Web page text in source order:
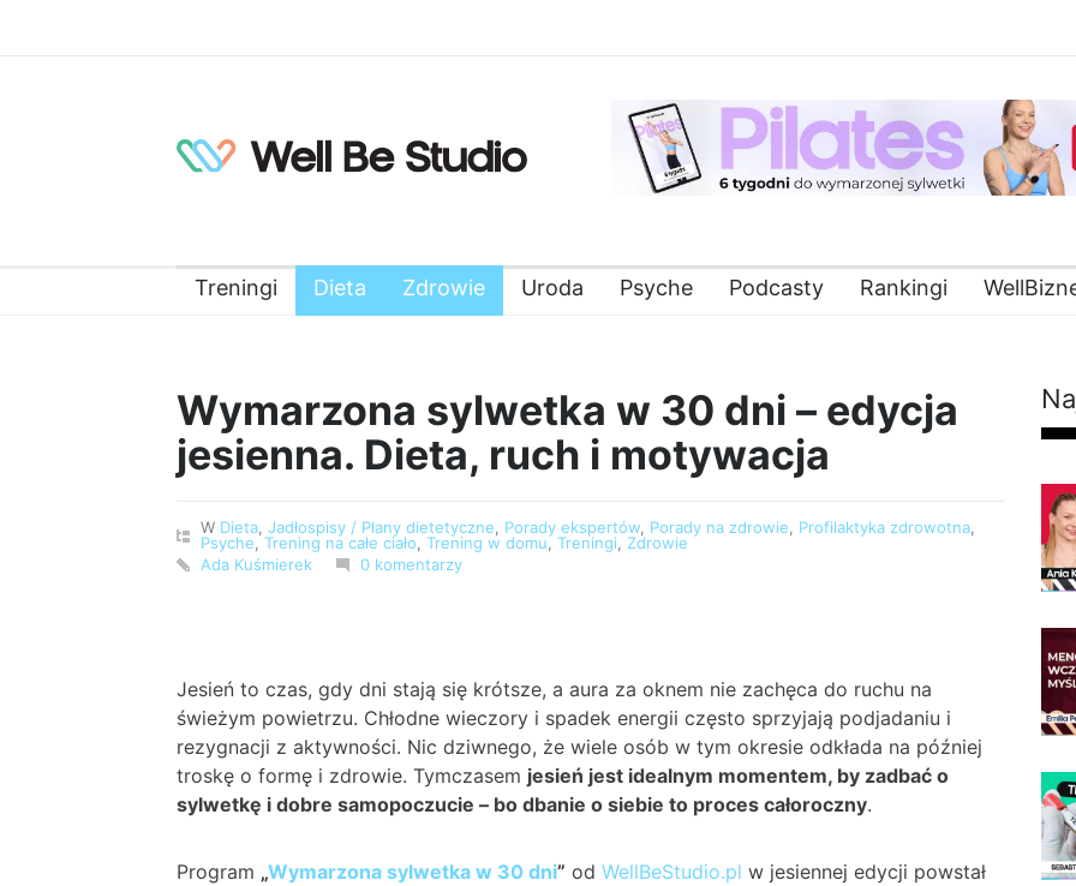
Treningi Dieta Zdrowie Uroda Psyche Podcasty Rankingi
Wymarzona sylwetka w 30 dni – edycja
jesienna. Dieta, ruch i motywacja
W Dieta Jadłospisy / Plany dietetyczne Porady ekspertów Porady na zdrowie Profilaktyka zdrowotna
Psyche ,Trening na całe ciało Trening w domu, Treningi
Zdrowie
Ada Kuśmierek
0 komentarzy
Jesień to czas, gdy dni stają się krótsze, a aura za oknem nie zachęca do ruchu na
świeżym powietrzu. Chłodne wieczory i spadek energii często sprzyjają podjadaniu i
rezygnacji z aktywności. Nic dziwnego, że wiele osób w tym okresie odkłada na później
troskę o formę i zdrowie. Tymczasem jesień jest idealnym momentem, by zadbać o
sylwetkę i dobre samopoczucie – bo dbanie o siebie to proces całoroczny.
Program „Wymarzona sylwetka w 30 dni” od WellBeStudio.pl w jesiennej edycji powstał